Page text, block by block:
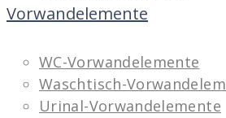
Vorwandelemente
WC-Vorwandelemente
Waschtisch-
Urinal-Vorwandelemente